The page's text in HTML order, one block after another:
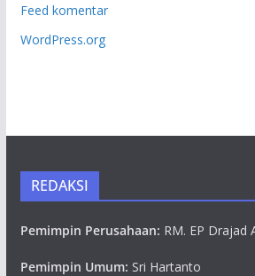
Feed komentar
WordPress.org
REDAKSI
Pemimpin Perusahaan: RM. EP Drajad
Pemimpin Umum: Sri Hartanto